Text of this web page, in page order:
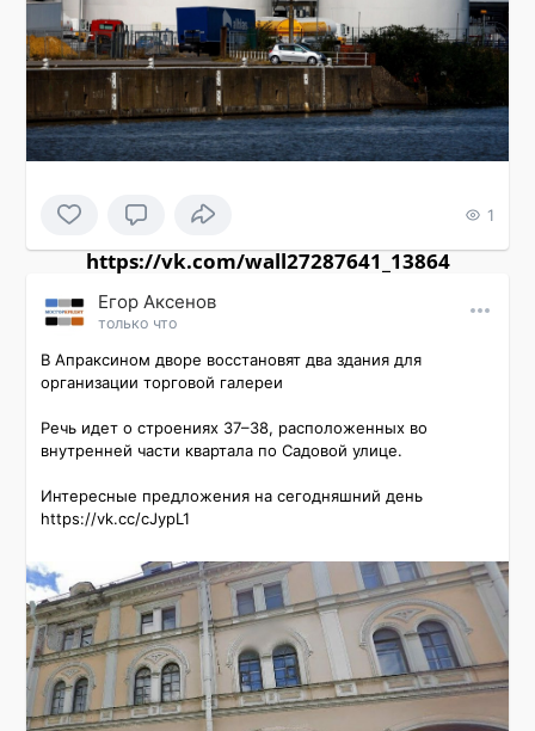
1
https://vk.com/wall27287641_13864
Εгор Αксенов
только что
В Апраксином дворе восстановят два здания для
организации торговой галереи
Речь идет о строениях 37–38, расположенных во
внутренней части квартала по Садовой улице.
Интересные предложения на сегодняшний день
https://vk.cc/cJypL1